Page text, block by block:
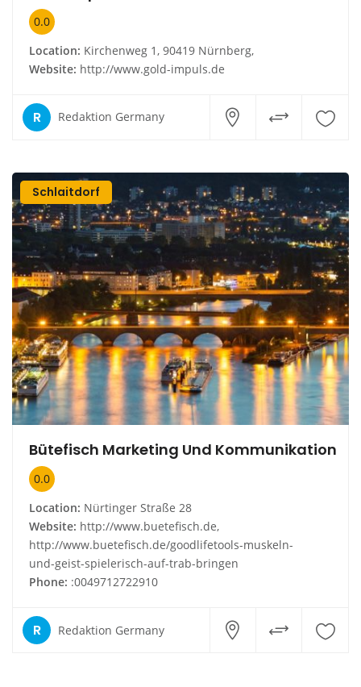
0.0
Location: Kirchenweg 1, 90419 Nürnberg,
Website: http://www.gold-impuls.de
R Redaktion Germany
Schlaitdorf
Bütefisch Marketing Und Kommunikation
0.0
Location: Nürtinger Straße 28
Website: http://www.buetefisch.de,
http://www.buetefisch.de/goodlifetools-muskeln-
und-geist-spielerisch-auf-trab-bringen
Phone: :0049712722910
R Redaktion Germany